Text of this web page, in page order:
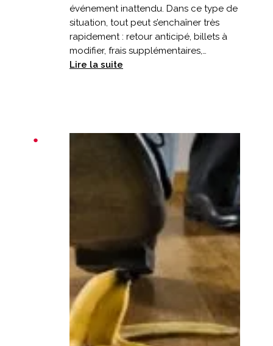
événement inattendu. Dans ce type de
situation, tout peut s’enchaîner très
rapidement : retour anticipé, billets à
modifier, frais supplémentaires,…
Lire la suite
prévoit-